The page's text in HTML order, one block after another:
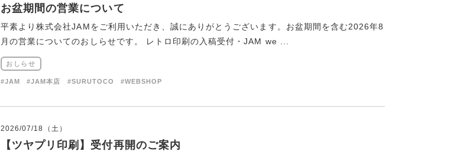
お盆期間の営業について
平素より株式会社JAMをご利用いただき、誠にありがとうございます。お盆期間を含む2026年8
月の営業についてのおしらせです。 レトロ印刷の入稿受付・JAM we ...
おしらせ
#JAM #JAM本店 #SURUTOCO #WEBSHOP
2026/07/18（土）
【ツヤプリ印刷】受付再開のご案内